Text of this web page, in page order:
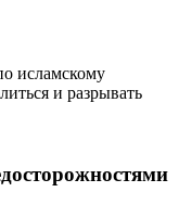
исламскому
и разрывать